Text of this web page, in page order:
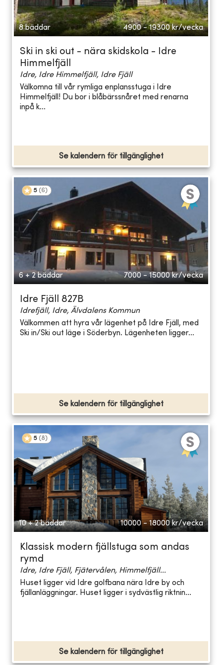
8 bäddar 4900 - 19300 kr/vecka
Ski in ski out - nära skidskola - Idre
Himmelfjäll
Idre, Idre Himmelfjäll, Idre Fjäll
Välkomna till vår rymliga enplansstuga i Idre
Himmelfjäll! Du bor i blåbärssnåret med renarna
inpå k...
Se kalendern för tillgänglighet
5 (6)
6 + 2 bäddar 7000 - 15000 kr/vecka
Idre Fjäll 827B
Idrefjäll, Idre, Älvdalens Kommun
Välkommen att hyra vår lägenhet på Idre Fjäll, med
Ski in/Ski out läge i Söderbyn. Lägenheten ligger...
Se kalendern för tillgänglighet
5 (8)
10 + 2 bäddar 10000 - 18000 kr/vecka
Klassisk modern fjällstuga som andas
rymd
Idre, Idre Fjäll, Fjätervålen, Himmelfjäll...
Huset ligger vid Idre golfbana nära Idre by och
fjällanläggningar. Huset ligger i sydvästlig riktnin...
Se kalendern för tillgänglighet